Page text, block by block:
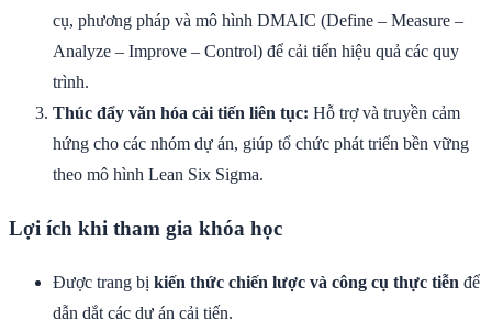
cụ, phương pháp và mô hình DMAIC (Define – Measure –
Analyze – Improve – Control) để cải tiến hiệu quả các quy
trình.
Thúc đẩy văn hóa cải tiến liên tục: Hỗ trợ và truyền cảm
hứng cho các nhóm dự án, giúp tổ chức phát triển bền vững
theo mô hình Lean Six Sigma.
Lợi ích khi tham gia khóa học
Được trang bị kiến thức chiến lược và công cụ thực tiễn để
dẫn dắt các dự án cải tiến.